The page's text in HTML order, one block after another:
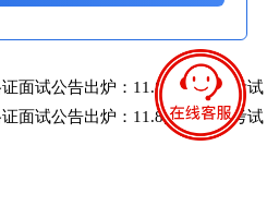
面试公告出炉：11.8报名 12.7考试
面试公告出炉：11.8报名 12.7考试